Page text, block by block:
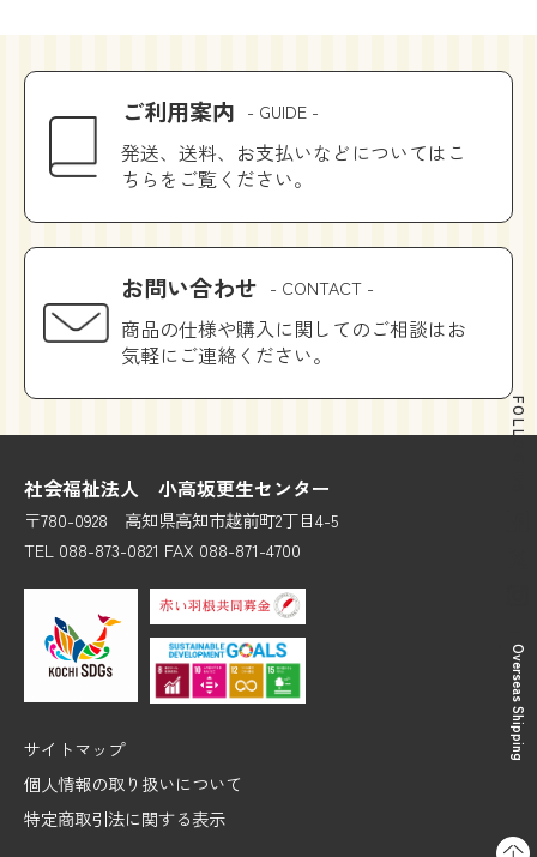
ご利用案内 - GUIDE -
発送、送料、お支払いなどについてはこ
ちらをご覧ください。
お問い合わせ - CONTACT -
商品の仕様や購入に関してのご相談はお
気軽にご連絡ください。
社会福祉法人 小高坂更生センター
〒780-0928 高知県高知市越前町2丁目4-5
TEL 088-873-0821 FAX 088-871-4700
サイトマップ
個人情報の取り扱いについて
特定商取引法に関する表示
FOLLOW US
Overseas Shipping